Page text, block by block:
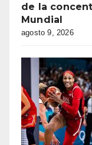
de la
Mundial
agosto 9, 2026